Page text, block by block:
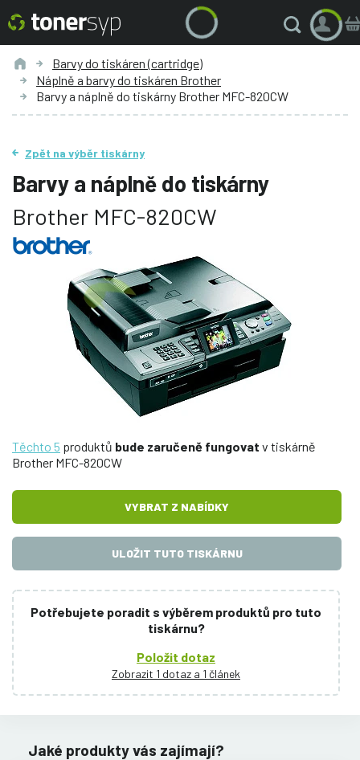
Barvy do tiskáren (cartridge)
Náplně a barvy do tiskáren Brother
Barvy a náplně do tiskárny Brother MFC-820CW
Zpět na výběr tiskárny
Barvy a náplně do tiskárny
Brother MFC-820CW
Těchto 5 produktů bude zaručeně fungovat v tiskárně
Brother MFC-820CW
VYBRAT Z NABÍDKY
ULOŽIT TUTO TISKÁRNU
Potřebujete poradit s výběrem produktů pro tuto
tiskárnu?
Položit dotaz
Zobrazit 1 dotaz a 1 článek
Jaké produkty vás zajímají?